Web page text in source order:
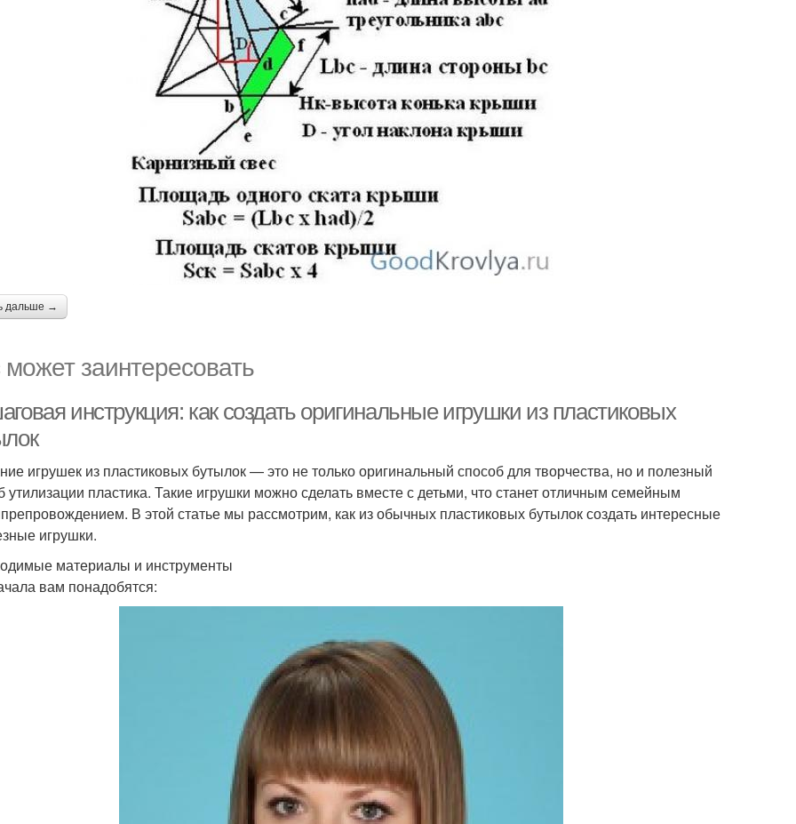
дальше →
заинтересовать
инструкция: как создать оригинальные игрушки из пластиковых
игрушек из пластиковых бутылок — это не только оригинальный способ для творчества, но и полезный
утилизации пластика. Такие игрушки можно сделать вместе с детьми, что станет отличным семейным
В этой статье мы рассмотрим, как из обычных пластиковых бутылок создать интересные
игрушки.
материалы и инструменты
вам понадобятся: